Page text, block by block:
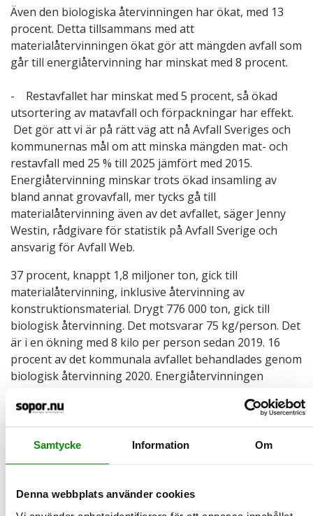
Samtycke Information Om
Denna webbplats använder cookies
Även den biologiska återvinningen har ökat, med 13
procent. Detta tillsammans med att
materialåtervinningen ökat gör att mängden avfall som
går till energiåtervinning har minskat med 8 procent.
- Restavfallet har minskat med 5 procent, så ökad
utsortering av matavfall och förpackningar har effekt.
Det gör att vi är på rätt väg att nå Avfall Sveriges och
kommunernas mål om att minska mängden mat- och
restavfall med 25 % till 2025 jämfört med 2015.
Energiåtervinning minskar trots ökad insamling av
bland annat grovavfall, mer tycks gå till
materialåtervinning även av det avfallet, säger Jenny
Westin, rådgivare för statistik på Avfall Sverige och
ansvarig för Avfall Web.
37 procent, knappt 1,8 miljoner ton, gick till
materialåtervinning, inklusive återvinning av
konstruktionsmaterial. Drygt 776 000 ton, gick till
biologisk återvinning. Det motsvarar 75 kg/person. Det
är i en ökning med 8 kilo per person sedan 2019. 16
procent av det kommunala avfallet behandlades genom
biologisk återvinning 2020. Energiåtervinningen
216 kg/person. 46 procent av det kommunala avfallet
gick till energiåtervinning 2020. Deponering av
kommunalt avfall ökade med 14 procent till 42 500 ton,
men det är precis som föregående år 4 kg/person.
behandlingen, vilket är bland de lägsta i världen.